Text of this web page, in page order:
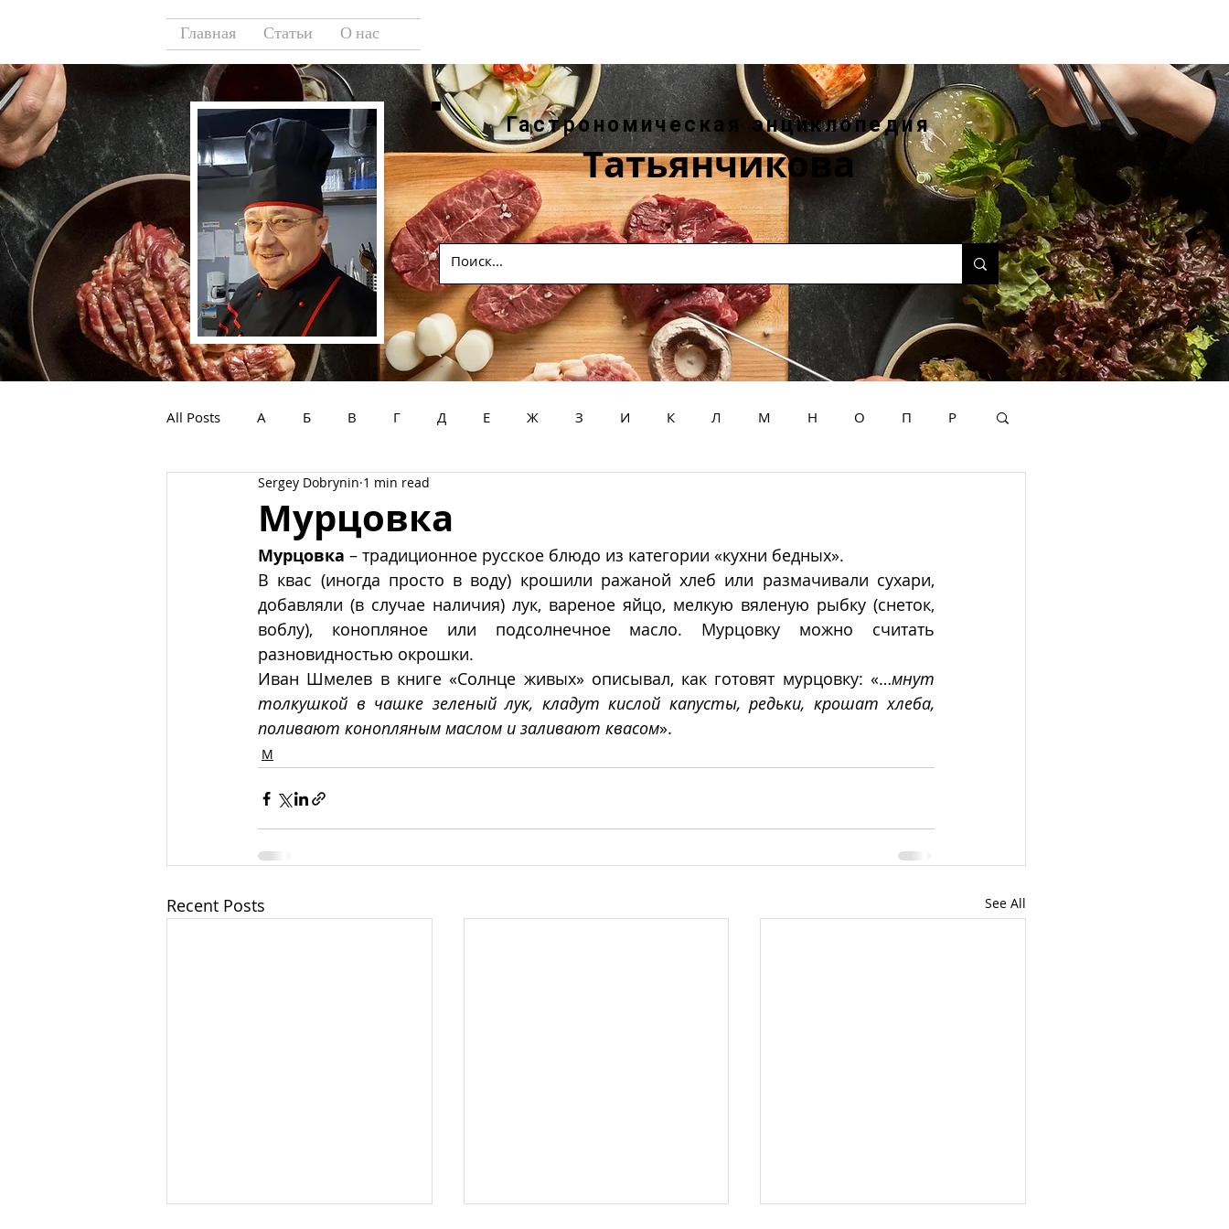
Главная Статьи О нас
Гастрономическая энциклопедия
Татьянчикова
All Posts А Б В Г Д Е Ж З И К Л М Н О П Р
У Ф Х
Мурцовка
Sergey Dobrynin 1 min read
Мурцовка – традиционное русское блюдо из категории «кухни бедных».
В квас (иногда просто в воду) крошили ражаной хлеб или размачивали сухари,
добавляли (в случае наличия) лук, вареное яйцо, мелкую вяленую рыбку (снеток,
воблу), конопляное или подсолнечное масло. Мурцовку можно считать
разновидностью окрошки.
Иван Шмелев в книге «Солнце живых» описывал, как готовят мурцовку: «…мнут
толкушкой в чашке зеленый лук, кладут кислой капусты, редьки, крошат хлеба,
поливают конопляным маслом и заливают квасом».
М
Recent Posts See All